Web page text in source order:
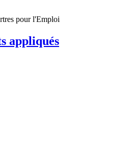
pour l'Emploi
appliqués